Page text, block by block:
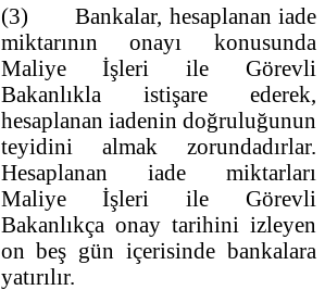
(3) Bankalar, hesaplanan iade
miktarının onayı konusunda
Maliye İşleri ile Görevli
Bakanlıkla istişare ederek,
hesaplanan iadenin doğruluğunun
teyidini almak zorundadırlar.
Hesaplanan iade miktarları
Maliye İşleri ile Görevli
Bakanlıkça onay tarihini izleyen
on beş gün içerisinde bankalara
yatırılır.